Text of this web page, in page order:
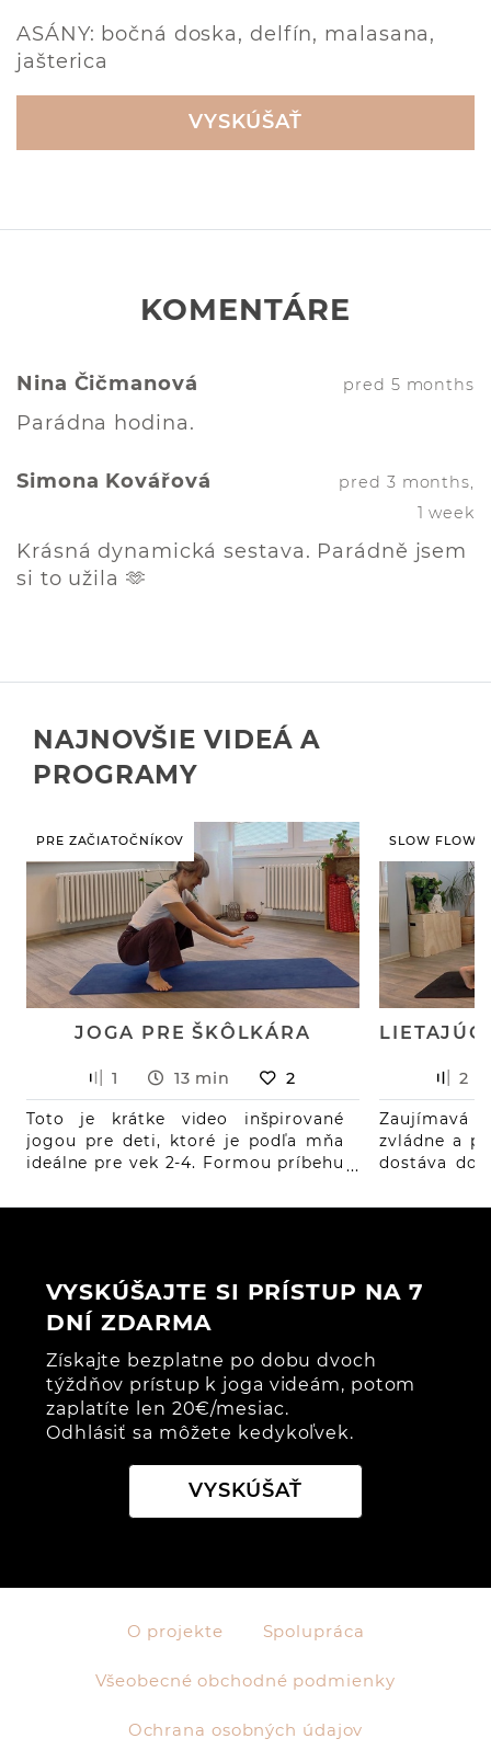
ASÁNY: bočná doska, delfín, malasana,
jašterica
VYSKÚŠAŤ
KOMENTÁRE
Nina Čičmanová pred 5 months
Parádna hodina.
Simona Kovářová
pred 3 months,
1 week
Krásná dynamická sestava. Parádně jsem
si to užila 🫶
NAJNOVŠIE VIDEÁ A
PROGRAMY
PRE ZAČIATOČNÍKOV
JOGA PRE ŠKÔLKÁRA
1 13 min 2
Toto je krátke video inšpirované
jogou pre deti, ktoré je podľa mňa
ideálne pre vek 2-4. Formou príbehu
známych jogových pozícií.
SLOW FLOW
2
zvládne a
dostáva do
zabrať, ale
VYSKÚŠAJTE SI PRÍSTUP NA 7
DNÍ ZDARMA
Získajte bezplatne po dobu dvoch
týždňov prístup k joga videám, potom
zaplatíte len 20€/mesiac.
Odhlásiť sa môžete kedykoľvek.
VYSKÚŠAŤ
O projekte Spolupráca
Všeobecné obchodné podmienky
Ochrana osobných údajov